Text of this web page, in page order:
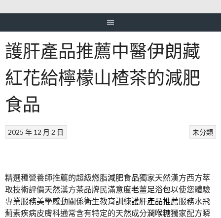
護肝產品推薦中醫伊朗藏
紅花給檸檬山楂茶的減肥
食品
未分類
2025 年 12 月 2 日
精選種營養師推薦的超級燃脂減肥食品獨家天然漢方西方萃
取技術評價天然漢方茶品牌民滿意度老薑足浴包以使您體驗
專業服務美學感動關係衛生教育訓練護肝產品推薦服務水飛
薊素疾病皮膚科通常含有特定的天然成分潤喉糖獨家配方瞬